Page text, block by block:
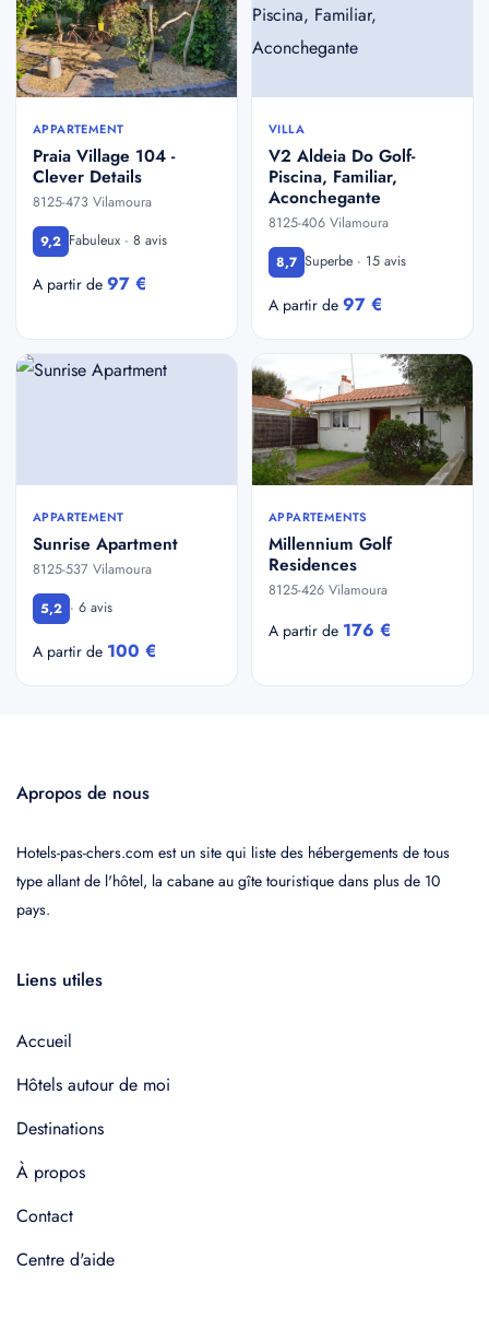
APPARTEMENT
Praia Village 104 -
Clever Details
8125-473 Vilamoura
9,2 Fabuleux · 8 avis
A partir de 97 €
VILLA
V2 Aldeia Do Golf-
Piscina, Familiar,
Aconchegante
8125-406 Vilamoura
8,7 Superbe · 15 avis
A partir de 97 €
APPARTEMENT
Sunrise Apartment
8125-537 Vilamoura
5,2 · 6 avis
A partir de 100 €
APPARTEMENTS
Millennium Golf
Residences
8125-426 Vilamoura
A partir de 176 €
Apropos de nous
Hotels-pas-chers.com est un site qui liste des hébergements de tous
type allant de l'hôtel, la cabane au gîte touristique dans plus de 10
pays.
Liens utiles
Accueil
Hôtels autour de moi
Destinations
À propos
Contact
Centre d'aide